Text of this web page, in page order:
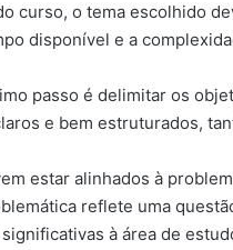
curso, o tema escolhido
disponível e a
passo é delimitar os
e bem estruturados,
estar alinhados à
reflete uma
à área de